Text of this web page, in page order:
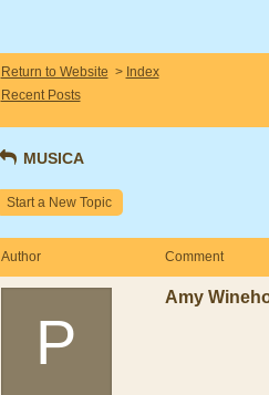
Return to Website > Index
Recent Posts
MUSICA
Start a New Topic
Author Comment
P
Amy